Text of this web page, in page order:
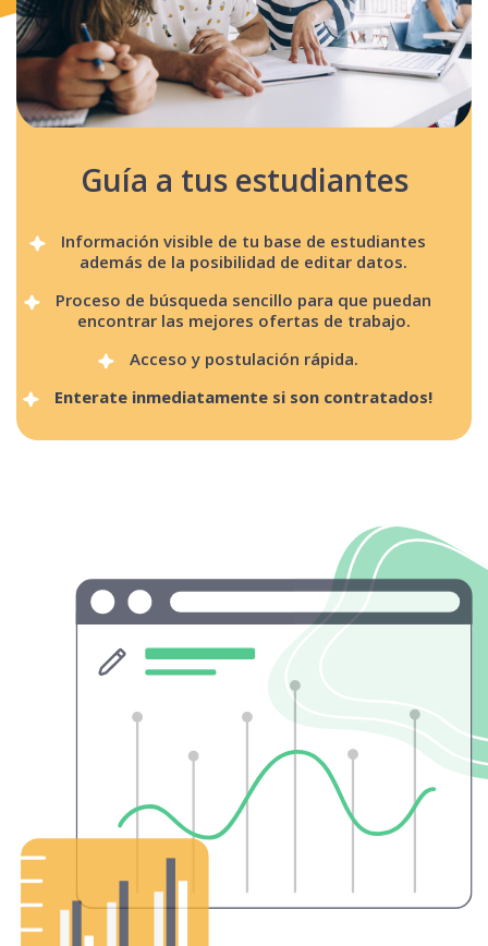
Guía a tus estudiantes
Información visible de tu base de estudiantes
además de la posibilidad de editar datos.
Proceso de búsqueda sencillo para que puedan
encontrar las mejores ofertas de trabajo.
Acceso y postulación rápida.
Enterate inmediatamente si son contratados!